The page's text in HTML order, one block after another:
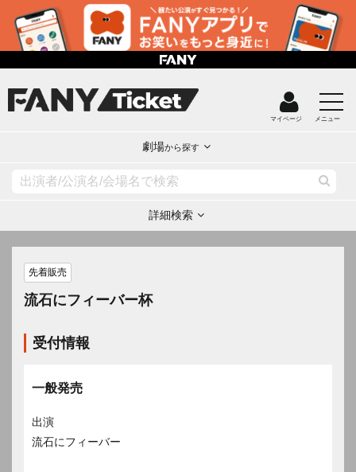
マイページ メニュー
劇場から探す
詳細検索
先着販売
流石にフィーバー杯
受付情報
一般発売
出演
流石にフィーバー